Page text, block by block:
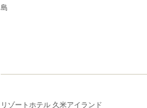
島
リゾートホテル 久米アイランド